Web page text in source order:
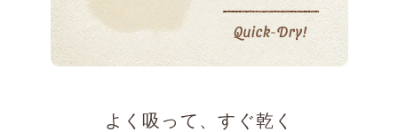
よく吸って、すぐ乾く